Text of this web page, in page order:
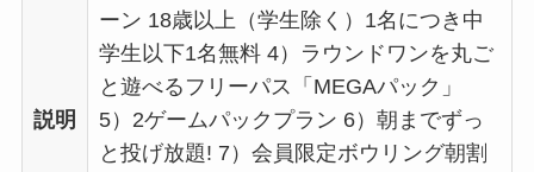
説明
ーン 18歳以上（学生除く）1名につき中
学生以下1名無料 4）ラウンドワンを丸ご
と遊べるフリーパス「MEGAパック」
5）2ゲームパックプラン 6）朝までずっ
と投げ放題! 7）会員限定ボウリング朝割